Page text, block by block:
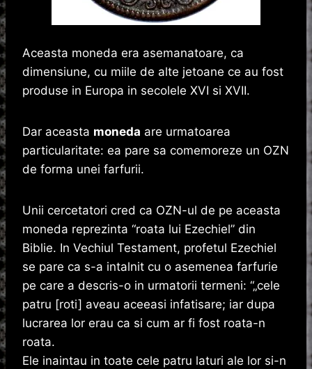
Aceasta moneda era asemanatoare, ca
dimensiune, cu miile de alte jetoane ce au fost
produse in Europa in secolele XVI si XVII.
Dar aceasta moneda are urmatoarea
particularitate: ea pare sa comemoreze un OZN
de forma unei farfurii.
Unii cercetatori cred ca OZN-ul de pe aceasta
moneda reprezinta “roata lui Ezechiel” din
Biblie. In Vechiul Testament, profetul Ezechiel
se pare ca s-a intalnit cu o asemenea farfurie
pe care a descris-o in urmatorii termeni: “„cele
patru [roti] aveau aceeasi infatisare; iar dupa
lucrarea lor erau ca si cum ar fi fost roata-n
roata.
Ele inaintau in toate cele patru laturi ale lor si-n